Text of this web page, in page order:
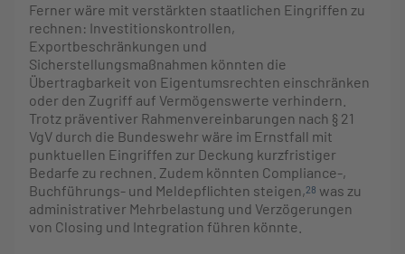
Ferner wäre mit verstärkten staatlichen Eingriffen zu
rechnen: Investitionskontrollen,
Exportbeschränkungen und
Sicherstellungsmaßnahmen könnten die
Übertragbarkeit von Eigentumsrechten einschränken
oder den Zugriff auf Vermögenswerte verhindern.
Trotz präventiver Rahmenvereinbarungen nach § 21
VgV durch die Bundeswehr wäre im Ernstfall mit
punktuellen Eingriffen zur Deckung kurzfristiger
Bedarfe zu rechnen. Zudem könnten Compliance-,
Buchführungs- und Meldepflichten steigen,28 was zu
administrativer Mehrbelastung und Verzögerungen
von Closing und Integration führen könnte.